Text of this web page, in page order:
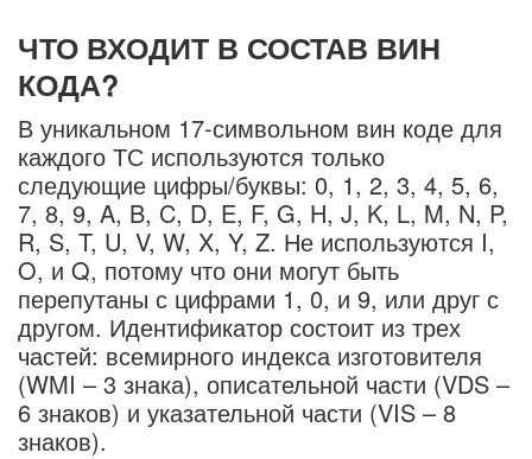
ЧТО ВХОДИТ В СОСТАВ ВИН
КОДА?
В уникальном 17-символьном вин коде для
каждого ТС используются только
следующие цифры/буквы: 0, 1, 2, 3, 4, 5, 6,
7, 8, 9, A, B, C, D, E, F, G, H, J, K, L, M, N, P,
R, S, T, U, V, W, X, Y, Z. Не используются I,
O, и Q, потому что они могут быть
перепутаны с цифрами 1, 0, и 9, или друг с
другом. Идентификатор состоит из трех
частей: всемирного индекса изготовителя
(WMI – 3 знака), описательной части (VDS –
6 знаков) и указательной части (VIS – 8
знаков).